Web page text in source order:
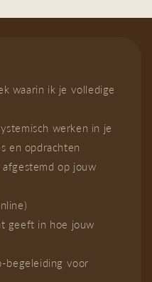
waarin ik je volledige
werken in je
en opdrachten
op jouw
geeft in hoe jouw
begeleiding voor